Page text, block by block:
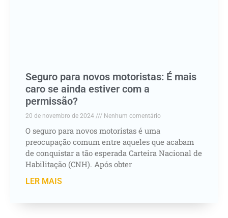
Seguro para novos motoristas: É mais
caro se ainda estiver com a
permissão?
20 de novembro de 2024 Nenhum comentário
O seguro para novos motoristas é uma
preocupação comum entre aqueles que acabam
de conquistar a tão esperada Carteira Nacional de
Habilitação (CNH). Após obter
LER MAIS